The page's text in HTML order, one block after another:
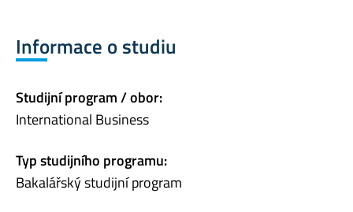
Informace o studiu
Studijní program / obor:
International Business
Typ studijního programu:
Bakalářský studijní program